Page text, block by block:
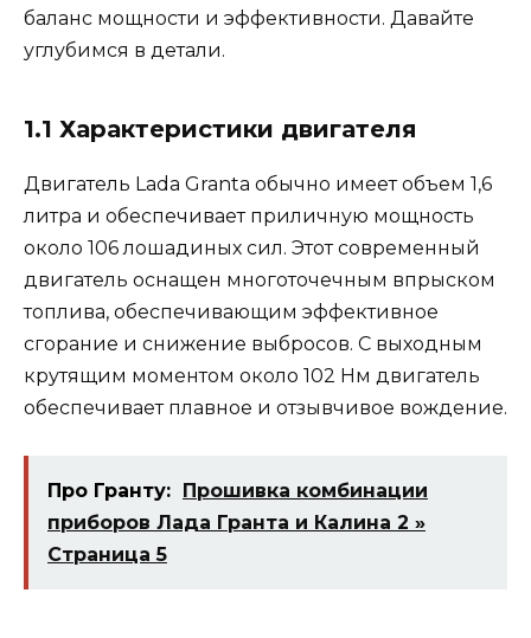
баланс мощности и эффективности. Давайте
углубимся в детали.
1.1 Характеристики двигателя
Двигатель Lada Granta обычно имеет объем 1,6
литра и обеспечивает приличную мощность
около 106 лошадиных сил. Этот современный
двигатель оснащен многоточечным впрыском
топлива, обеспечивающим эффективное
сгорание и снижение выбросов. С выходным
крутящим моментом около 102 Нм двигатель
обеспечивает плавное и отзывчивое вождение.
Про Гранту:
Прошивка комбинации
приборов Лада Гранта и Калина 2 »
Страница 5